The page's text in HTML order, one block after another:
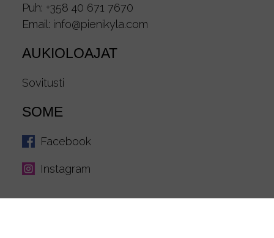
Puh: +358 40 671 7670
Email: info@pienikyla.com
AUKIOLOAJAT
Sovitusti
SOME
Facebook
Instagram